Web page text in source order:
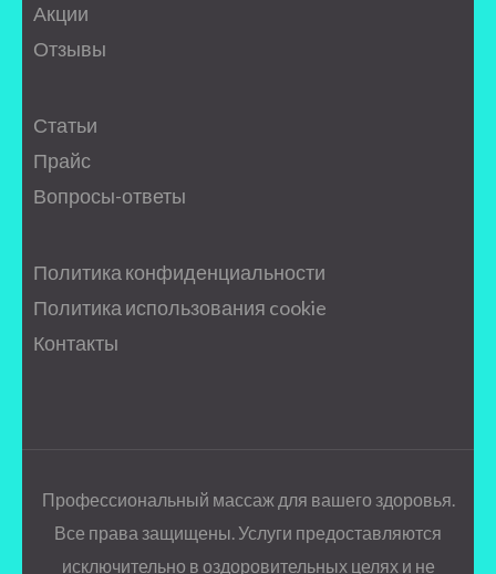
Акции
Отзывы
Статьи
Прайс
Вопросы-ответы
Политика конфиденциальности
Политика использования cookie
Контакты
Профессиональный массаж для вашего здоровья.
Все права защищены. Услуги предоставляются
исключительно в оздоровительных целях и не